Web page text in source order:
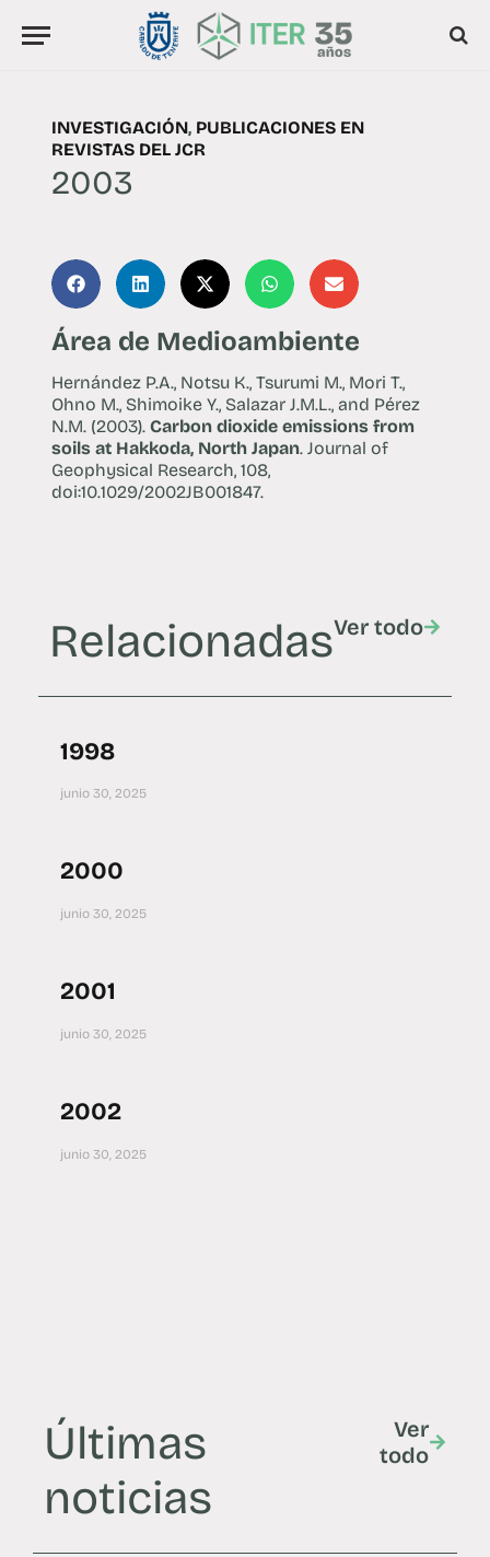
INVESTIGACIÓN, PUBLICACIONES EN
REVISTAS DEL JCR
2003
Área de Medioambiente
Hernández P.A., Notsu K., Tsurumi M., Mori T.,
Ohno M., Shimoike Y., Salazar J.M.L., and Pérez
N.M. (2003). Carbon dioxide emissions from
soils at Hakkoda, North Japan. Journal of
Geophysical Research, 108,
doi:10.1029/2002JB001847.
RelacionadasVer todo
1998
junio 30, 2025
2000
junio 30, 2025
2001
junio 30, 2025
2002
junio 30, 2025
Últimas
noticias
Ver
todo